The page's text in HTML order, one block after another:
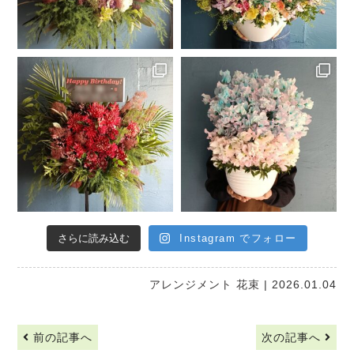
さらに読み込む Instagram でフォロー
アレンジメント 花束 | 2026.01.04
前の記事へ 次の記事へ